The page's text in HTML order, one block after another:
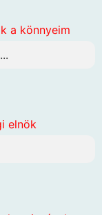
a könnyeim
elnök